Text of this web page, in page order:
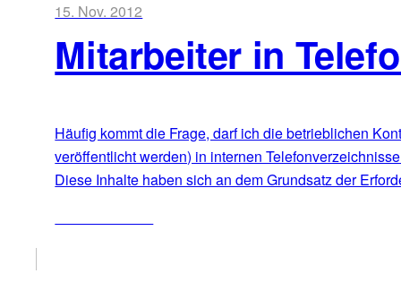
15. Nov. 2012
Mitarbeiter in
Häufig kommt die Frage, darf ich die betrieblichen
veröffentlicht werden) in internen
Diese Inhalte haben sich an dem Grundsatz der